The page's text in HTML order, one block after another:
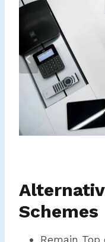
Schemes
Remain Top